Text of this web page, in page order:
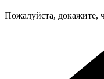
Пожалуйста, докажите,